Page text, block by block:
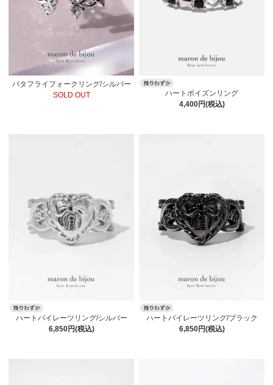
バタフライフォークリング/シルバー
SOLD OUT
ハートポイズンリング
4,400円(税込)
ハートパイレーツリング/シルバー
6,850円(税込)
ハートパイレーツリング/ブラック
6,850円(税込)